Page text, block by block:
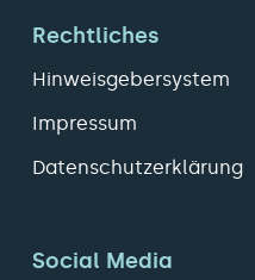
Rechtliches
Hinweisgebersystem
Impressum
Datenschutzerklärung
Social Media